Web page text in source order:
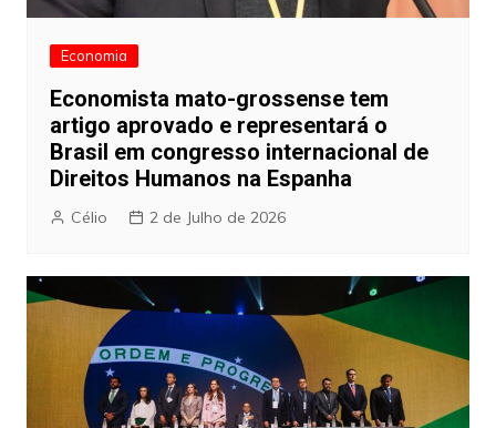
Economia
Economista mato-grossense tem
artigo aprovado e representará o
Brasil em congresso internacional de
Direitos Humanos na Espanha
Célio 2 de Julho de 2026